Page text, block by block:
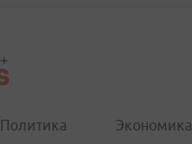
Политика Экономика